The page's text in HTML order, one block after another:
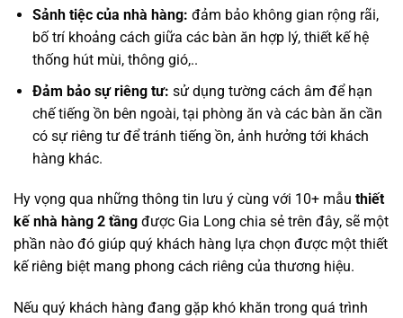
Sảnh tiệc của nhà hàng: đảm bảo không gian rộng rãi,
bố trí khoảng cách giữa các bàn ăn hợp lý, thiết kế hệ
thống hút mùi, thông gió,..
Đảm bảo sự riêng tư: sử dụng tường cách âm để hạn
chế tiếng ồn bên ngoài, tại phòng ăn và các bàn ăn cần
có sự riêng tư để tránh tiếng ồn, ảnh hưởng tới khách
hàng khác.
Hy vọng qua những thông tin lưu ý cùng với 10+ mẫu thiết
kế nhà hàng 2 tầng được Gia Long chia sẻ trên đây, sẽ một
phần nào đó giúp quý khách hàng lựa chọn được một thiết
kế riêng biệt mang phong cách riêng của thương hiệu.
Nếu quý khách hàng đang gặp khó khăn trong quá trình